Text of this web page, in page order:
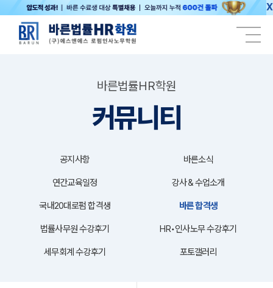
X
바른법률HR학원
커뮤니티
공지사항 바른소식
연간교육일정 강사＆수업소개
국내20대로펌 합격생 바른 합격생
법률사무원 수강후기 HR•인사노무 수강후기
세무회계 수강후기 포토갤러리